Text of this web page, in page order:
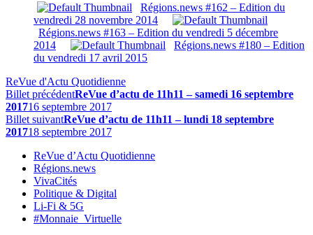
Régions.news #162 – Edition du
vendredi 28 novembre 2014
Régions.news #163 – Edition du vendredi 5 décembre
2014
Régions.news #180 – Edition
du vendredi 17 avril 2015
ReVue d'Actu Quotidienne
Billet précédentReVue d’actu de 11h11 – samedi 16 septembre
201716 septembre 2017
Billet suivantReVue d’actu de 11h11 – lundi 18 septembre
201718 septembre 2017
ReVue d’Actu Quotidienne
Régions.news
VivaCités
Politique & Digital
Li-Fi & 5G
#Monnaie_Virtuelle